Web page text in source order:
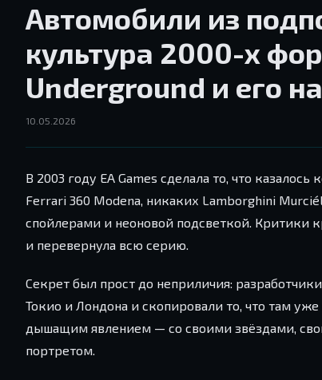
Автомобили из
культура 2000-х
Underground и его
10.05.2026
В 2003 году EA Games сделала то, что
Ferrari 360 Modena, никаких Lamborghini
спойлерами и неоновой подсветкой. Критики
и перевернула всю серию.
Секрет был прост до неприличия:
Токио и Лондона и скопировали то, что там
дышащим явлением — со своими звёздами,
портретом.